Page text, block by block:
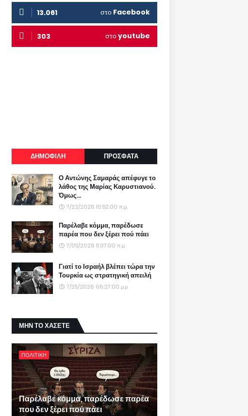
13.061 στο Facebook
303 στοyoutube
ΔΗΜΟΦΙΛΗ ΠΡΟΣΦΑΤΑ
Ο Αντώνης Σαμαράς απέφυγε το
λάθος της Μαρίας Καρυστιανού.
Όμως...
7/22/2026 10:52:00 π.μ.
Παρέλαβε κόμμα, παρέδωσε
παρέα που δεν ξέρει πού πάει
7/05/2026 11:07:00 π.μ.
Γιατί το Ισραήλ βλέπει τώρα την
Τουρκία ως στρατηγική απειλή
7/25/2026 06:27:00 μ.μ.
ΜΗΝ ΤΟ ΧΑΣΕΤΕ
ΠΟΛΙΤΙΚΗ
Παρέλαβε κόμμα, παρέδωσε παρέα
που δεν ξέρει πού πάει